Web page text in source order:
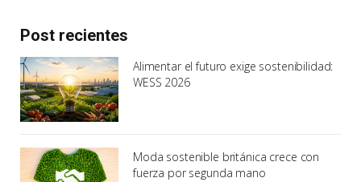
Post recientes
Alimentar el futuro exige sostenibilidad:
WESS 2026
Moda sostenible británica crece con
fuerza por segunda mano